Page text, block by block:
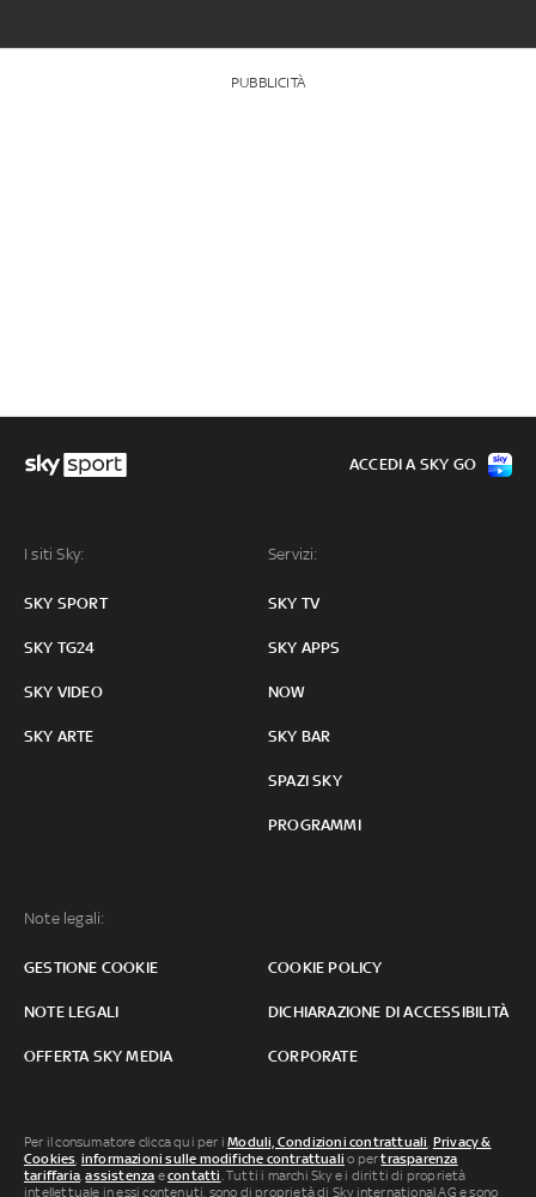
PUBBLICITÀ
I siti Sky:
SKY SPORT
SKY TG24
SKY VIDEO
SKY ARTE
Servizi:
SKY TV
SKY APPS
NOW
SKY BAR
SPAZI SKY
PROGRAMMI
Note legali:
GESTIONE COOKIE COOKIE POLICY
NOTE LEGALI DICHIARAZIONE DI ACCESSIBILITÀ
OFFERTA SKY MEDIA CORPORATE
ACCEDI A SKY GO
Per il consumatore clicca qui per iModuli, Condizioni contrattuali, Privacy &
Cookies, informazioni sulle modifiche contrattuali o pertrasparenza
tariffaria,assistenza econtatti. Tutti i marchi Sky e i diritti di proprietà
intellettuale in essi contenuti, sono di proprietà di Sky international AG e sono